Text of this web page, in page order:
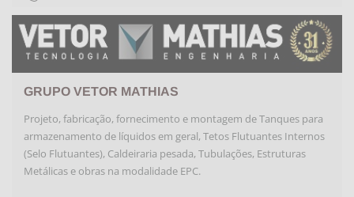
GRUPO VETOR MATHIAS
Projeto, fabricação, fornecimento e montagem de Tanques para
armazenamento de líquidos em geral, Tetos Flutuantes Internos
(Selo Flutuantes), Caldeiraria pesada, Tubulações, Estruturas
Metálicas e obras na modalidade EPC.